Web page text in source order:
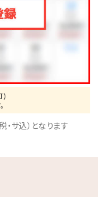
えお取り直しくだ
到着日の1日前ま
)
サ込）となります